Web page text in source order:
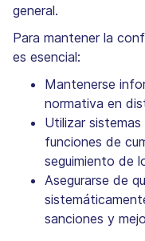
general.
Para mantener la
es esencial:
Mantenerse
normativa en
Utilizar
funciones de
seguimiento de
Asegurarse de
sanciones y